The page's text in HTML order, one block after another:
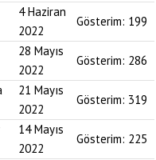
4 Haziran
2022
Gösterim: 199
28 Mayıs
2022
Gösterim: 286
21 Mayıs
2022
Gösterim: 319
14 Mayıs
2022
Gösterim: 225